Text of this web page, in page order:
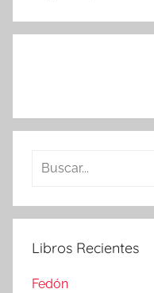
Buscar:
Libros Recientes
Fedón